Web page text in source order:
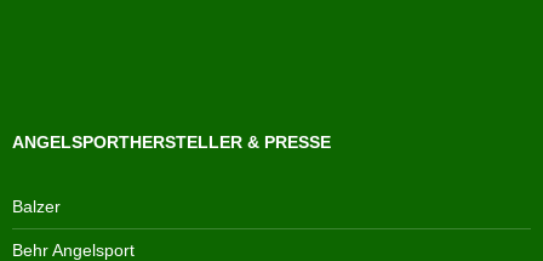
ANGELSPORTHERSTELLER & PRESSE
Balzer
Behr Angelsport